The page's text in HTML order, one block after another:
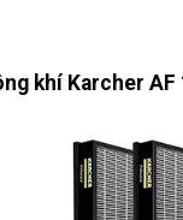
khí Karcher AF